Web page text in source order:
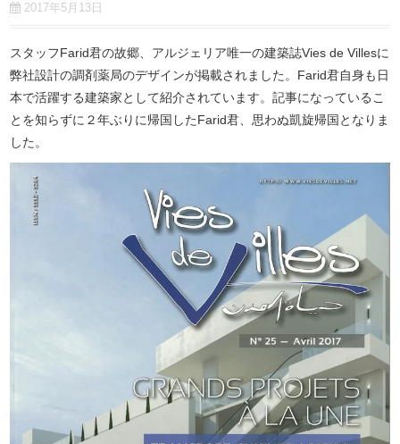
2017年5月13日
スタッフFarid君の故郷、アルジェリア唯一の建築誌Vies de Villesに
弊社設計の調剤薬局のデザインが掲載されました。Farid君自身も日
本で活躍する建築家として紹介されています。記事になっているこ
とを知らずに２年ぶりに帰国したFarid君、思わぬ凱旋帰国となりま
した。